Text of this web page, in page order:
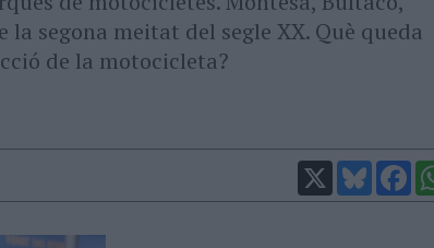
segona meitat del segle XX. Què queda
de la motocicleta?
X Bluesky